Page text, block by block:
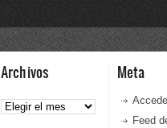
Archivos
Archivos
Meta
Feed